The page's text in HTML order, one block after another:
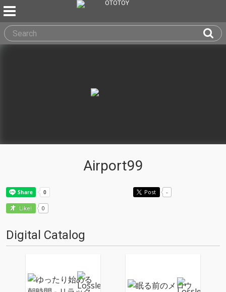
Airport99
Post -
Like! 0
Digital Catalog